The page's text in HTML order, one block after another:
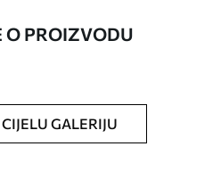
dodati premaz od laka i/ili ljepilo
Lakirane tapete mogu se čistiti
O PROIZVODU
GALERIJU